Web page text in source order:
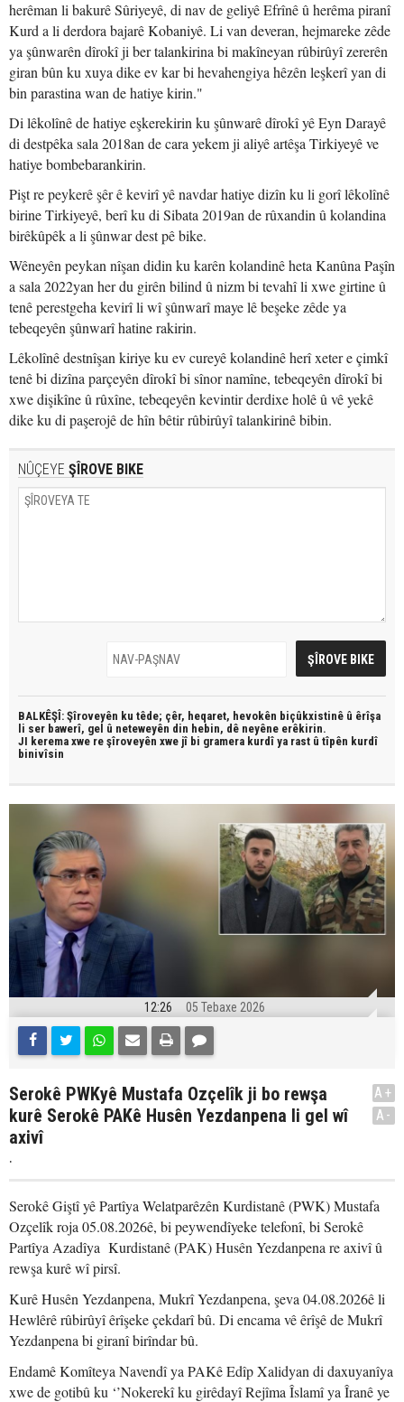
herêman li bakurê Sûriyeyê, di nav de geliyê Efrînê û herêma piranî
Kurd a li derdora bajarê Kobaniyê. Li van deveran, hejmareke zêde
ya şûnwarên dîrokî ji ber talankirina bi makîneyan rûbirûyî zererên
giran bûn ku xuya dike ev kar bi hevahengiya hêzên leşkerî yan di
bin parastina wan de hatiye kirin."
Di lêkolînê de hatiye eşkerekirin ku şûnwarê dîrokî yê Eyn Darayê
di destpêka sala 2018an de cara yekem ji aliyê artêşa Tirkiyeyê ve
hatiye bombebarankirin.
Pişt re peykerê şêr ê kevirî yê navdar hatiye dizîn ku li gorî lêkolînê
birine Tirkiyeyê, berî ku di Sibata 2019an de rûxandin û kolandina
birêkûpêk a li şûnwar dest pê bike.
Wêneyên peykan nîşan didin ku karên kolandinê heta Kanûna Paşîn
a sala 2022yan her du girên bilind û nizm bi tevahî li xwe girtine û
tenê perestgeha kevirî li wî şûnwarî maye lê beşeke zêde ya
tebeqeyên şûnwarî hatine rakirin.
Lêkolînê destnîşan kiriye ku ev cureyê kolandinê herî xeter e çimkî
tenê bi dizîna parçeyên dîrokî bi sînor namîne, tebeqeyên dîrokî bi
xwe dişikîne û rûxîne, tebeqeyên kevintir derdixe holê û vê yekê
dike ku di paşerojê de hîn bêtir rûbirûyî talankirinê bibin.
NÛÇEYE ŞÎROVE BIKE
BALKÊŞÎ: Şîroveyên ku têde; çêr, heqaret, hevokên biçûkxistinê û êrîşa
li ser bawerî, gel û neteweyên din hebin, dê neyêne erêkirin.
JI kerema xwe re şîroveyên xwe jî bi gramera kurdî ya rast û tîpên kurdî
binivîsin
12:26 05 Tebaxe 2026
Serokê PWKyê Mustafa Ozçelîk ji bo rewşa
kurê Serokê PAKê Husên Yezdanpena li gel wî
axivî
.
A+
A-
Serokê Giştî yê Partîya Welatparêzên Kurdistanê (PWK) Mustafa
Ozçelîk roja 05.08.2026ê, bi peywendîyeke telefonî, bi Serokê
Partîya Azadîya Kurdistanê (PAK) Husên Yezdanpena re axivî û
rewşa kurê wî pirsî.
Kurê Husên Yezdanpena, Mukrî Yezdanpena, şeva 04.08.2026ê li
Hewlêrê rûbirûyî êrîşeke çekdarî bû. Di encama vê êrîşê de Mukrî
Yezdanpena bi giranî birîndar bû.
Endamê Komîteya Navendî ya PAKê Edîp Xalidyan di daxuyanîya
xwe de gotibû ku ‘’Nokerekî ku girêdayî Rejîma Îslamî ya Îranê ye